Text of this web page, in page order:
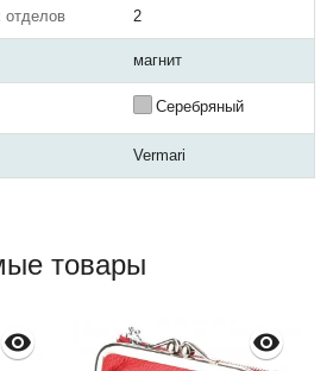
отделов 2
магнит
Серебряный
Vermari
товары